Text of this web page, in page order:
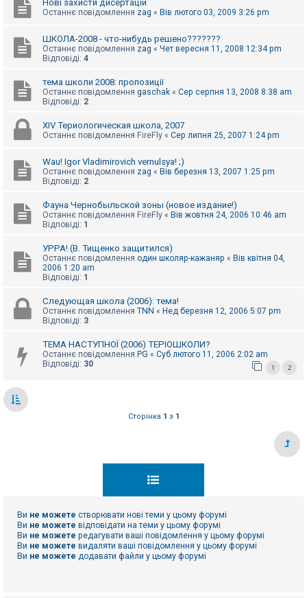
Нові захисти дисертацій
Останнє повідомлення zag « Вів лютого 03, 2009 3:26 pm
ШКОЛА-2008 - что-нибудь решено???????
Останнє повідомлення zag « Чет вересня 11, 2008 12:34 pm
Відповіді: 4
тема школи 2008: пропозиції
Останнє повідомлення gaschak « Сер серпня 13, 2008 8:38 am
Відповіді: 2
XIV Териологическая школа, 2007
Останнє повідомлення FireFly « Сер липня 25, 2007 1:24 pm
Wau! Igor Vladimirovich vernulsya! ;)
Останнє повідомлення zag « Вів березня 13, 2007 1:25 pm
Відповіді: 2
Фауна Чернобыльской зоны (новое издание!)
Останнє повідомлення FireFly « Вів жовтня 24, 2006 10:46 am
Відповіді: 1
УРРА! (В. Тищенко защитился)
Останнє повідомлення один школяр-кажаняр « Вів квітня 04,
2006 1:20 am
Відповіді: 1
Следующая школа (2006): тема!
Останнє повідомлення TNN « Нед березня 12, 2006 5:07 pm
Відповіді: 3
ТЕМА НАСТУПНОЇ (2006) ТЕРІОШКОЛИ?
Останнє повідомлення PG « Суб лютого 11, 2006 2:02 am
Відповіді: 30 1 2
Сторінка 1 з 1
Ви не можете створювати нові теми у цьому форумі
Ви не можете відповідати на теми у цьому форумі
Ви не можете редагувати ваші повідомлення у цьому форумі
Ви не можете видаляти ваші повідомлення у цьому форумі
Ви не можете додавати файли у цьому форумі